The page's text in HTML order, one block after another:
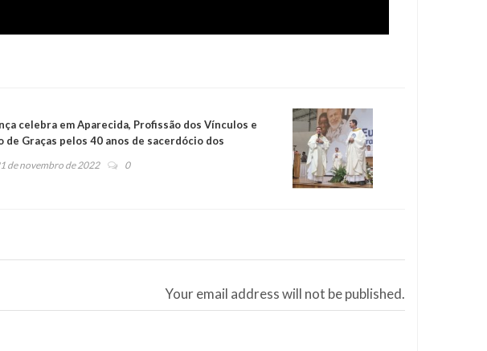
celebra em Aparecida, Profissão dos Vínculos e
de Graças pelos 40 anos de sacerdócio dos
de novembro de 2022 0
Your email address will not be published.